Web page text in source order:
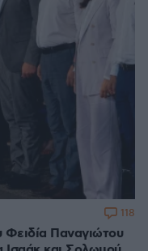
Φειδία Παναγιώτου
118